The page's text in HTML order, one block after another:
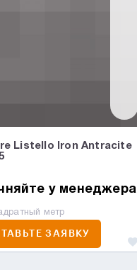
Listello Iron Antracite
у менеджера
метр
ЗАЯВКУ